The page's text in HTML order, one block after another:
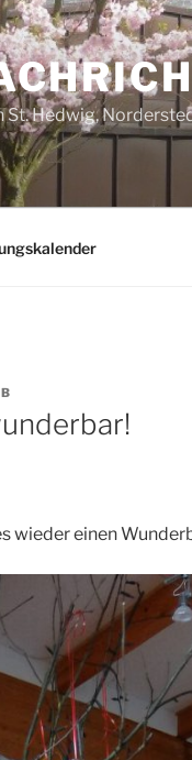
Hedwig,
wieder einen